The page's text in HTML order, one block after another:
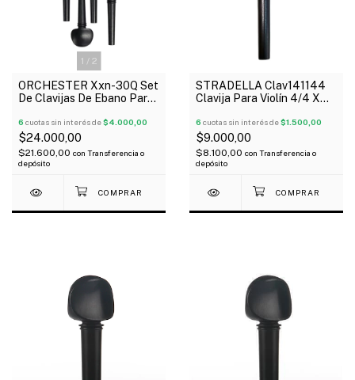
1 / 2
ORCHESTER Xxn-30Q Set
De Clavijas De Ebano Para
6 cuotas sin interés de$4.000,00
$24.000,00
$21.600,00 con Transferencia o
depósito
STRADELLA Clav141144
Clavija Para Violín 4/4 X
6 cuotas sin interés de$1.500,00
$9.000,00
$8.100,00 con Transferencia o
depósito